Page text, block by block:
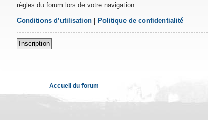
règles du forum lors de votre navigation.
Conditions d’utilisation Politique de confidentialité
Inscription
Accueil du forum